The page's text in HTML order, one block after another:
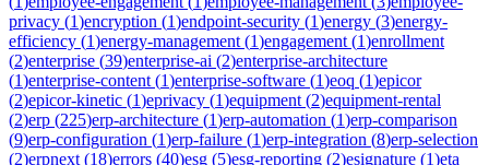
privacy (1)encryption (1)endpoint-security (1)energy (3)energy-
efficiency (1)energy-management (1)engagement (1)enrollment
(2)enterprise (39)enterprise-ai (2)enterprise-architecture
(1)enterprise-content (1)enterprise-software (1)eoq (1)epicor
(2)epicor-kinetic (1)eprivacy (1)equipment (2)equipment-rental
(2)erp (225)erp-architecture (1)erp-automation (1)erp-comparison
(9)erp-configuration (1)erp-failure (1)erp-integration (8)erp-selection
(2)erpnext (18)errors (40)esg (5)esg-reporting (2)esignature (1)eta